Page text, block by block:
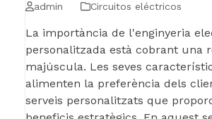
admin Circuitos eléctricos
La importància de l'enginyeria
personalitzada està cobrant una
majúscula. Les seves
alimenten la preferència dels
serveis personalitzats que